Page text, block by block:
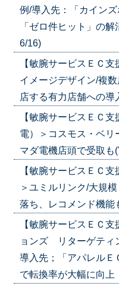
例/導入先：「カイン
「ゼロ件ヒット」の
6/16)
【敏腕サービスＥＣ
イメージデザイン/複
店する有力店舗への導
【敏腕サービスＥＣ
電）＞コスモス・ベリ
マダ電機店頭で受取も
【敏腕サービスＥＣ
＞ユミルリンク/大規
落ち、レコメンド機能
【敏腕サービスＥＣ
ョンズ リターゲティ
導入先；「アパレルＥ
で転換率が大幅に向